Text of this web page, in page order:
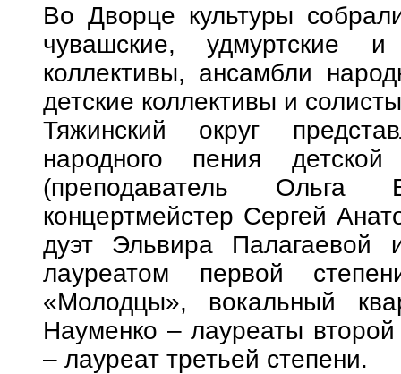
Во Дворце культуры
чувашские, удмуртские
коллективы, ансамбли
детские коллективы и
Тяжинский округ
народного пения
(преподаватель Ольга
концертмейстер Сергей
дуэт Эльвира Палагаевой
лауреатом первой
«Молодцы», вокальный
Науменко – лауреаты
– лауреат третьей степени.